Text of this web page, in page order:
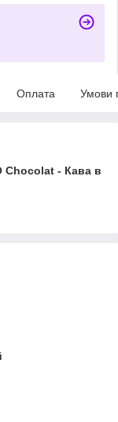
Оплата Умови
Chocolat - Кава в